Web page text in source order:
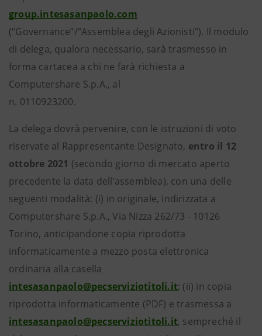
group.intesasanpaolo.com
(“Governance”/“Assemblea degli Azionisti”). Il modulo
di delega, qualora necessario, sarà trasmesso in
forma cartacea a chi ne farà richiesta a
Computershare S.p.A., al
n. 0110923200.
La delega dovrà pervenire, con le istruzioni di voto
riservate al Rappresentante Designato, entro il 12
ottobre 2021 (secondo giorno di mercato aperto
precedente la data dell’assemblea), con una delle
seguenti modalità: (i) in originale, indirizzata a
Computershare S.p.A., Via Nizza 262/73 - 10126
Torino, anticipandone copia riprodotta
informaticamente a mezzo posta elettronica
ordinaria alla casella
intesasanpaolo@pecserviziotitoli.it; (ii) in copia
riprodotta informaticamente (PDF) e trasmessa a
intesasanpaolo@pecserviziotitoli.it, sempreché il